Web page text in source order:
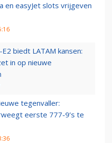
en easyJet slots vrijgeven
biedt LATAM kansen:
in op nieuwe
tegenvaller:
eerste 777-9’s te